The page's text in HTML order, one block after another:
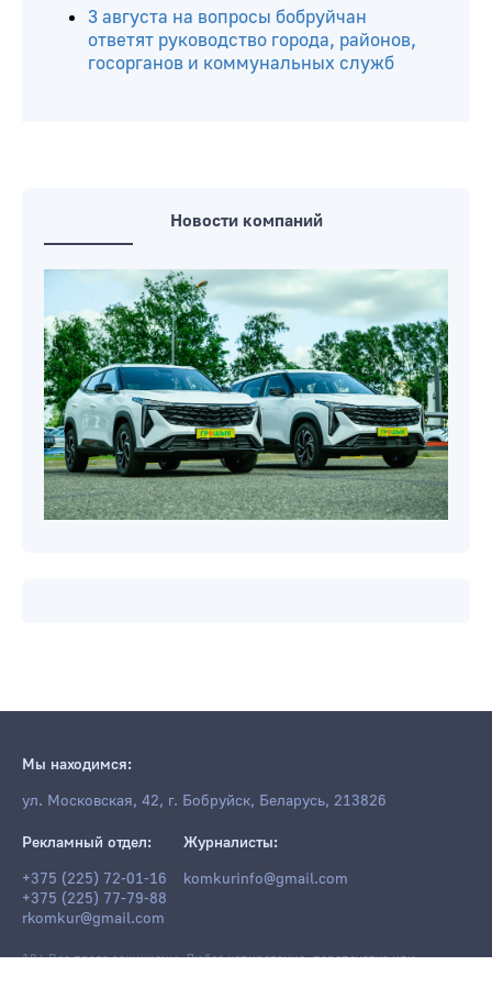
3 августа на вопросы бобруйчан
ответят руководство города, районов,
госорганов и коммунальных служб
Новости компаний
Мы находимся:
ул. Московская, 42, г. Бобруйск, Беларусь, 213826
Рекламный отдел:
+375 (225) 72-01-16
+375 (225) 77-79-88
rkomkur@gmail.com
Журналисты:
komkurinfo@gmail.com
18+ Все права защищены. Любое копирование, перепечатка или